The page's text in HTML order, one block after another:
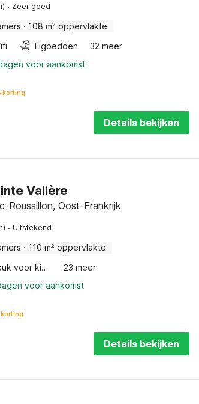
· Zeer goed
· 108 m² oppervlakte
Ligbedden
32 meer
voor aankomst
korting
Details bekijken
Valière
Roussillon, Oost-Frankrijk
· Uitstekend
· 110 m² oppervlakte
Leuk voor kinderen
23 meer
voor aankomst
korting
Details bekijken